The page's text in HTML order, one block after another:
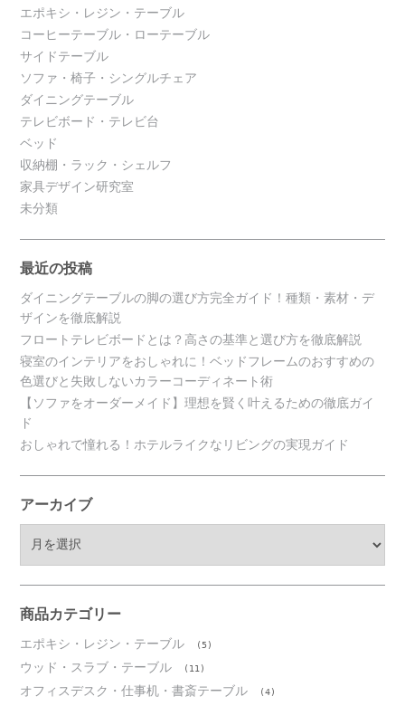
エポキシ・レジン・テーブル
コーヒーテーブル・ローテーブル
サイドテーブル
ソファ・椅子・シングルチェア
ダイニングテーブル
テレビボード・テレビ台
ベッド
収納棚・ラック・シェルフ
家具デザイン研究室
未分類
最近の投稿
ダイニングテーブルの脚の選び方完全ガイド！種類・素材・デ
ザインを徹底解説
フロートテレビボードとは？高さの基準と選び方を徹底解説
寝室のインテリアをおしゃれに！ベッドフレームのおすすめの
色選びと失敗しないカラーコーディネート術
【ソファをオーダーメイド】理想を賢く叶えるための徹底ガイ
ド
おしゃれで憧れる！ホテルライクなリビングの実現ガイド
アーカイブ
ブ
商品カテゴリー
エポキシ・レジン・テーブル (5)
ウッド・スラブ・テーブル (11)
オフィスデスク・仕事机・書斎テーブル (4)